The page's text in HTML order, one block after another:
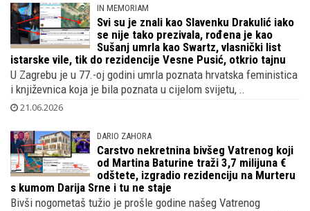
IN MEMORIAM
Svi su je znali kao Slavenku Drakulić iako
se nije tako prezivala, rođena je kao
Sušanj umrla kao Swartz, vlasnički list
istarske vile, tik do rezidencije Vesne Pusić, otkrio tajnu
U Zagrebu je u 77.-oj godini umrla poznata hrvatska feministica
i književnica koja je bila poznata u cijelom svijetu, ..
DARIO ZAHORA
Carstvo nekretnina bivšeg Vatrenog koji
od Martina Baturine traži 3,7 milijuna €
odštete, izgradio rezidenciju na Murteru
s kumom Darija Srne i tu ne staje